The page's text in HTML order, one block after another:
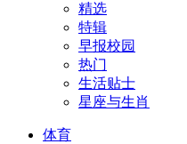
精选
特辑
早报校园
热门
生活贴士
星座与生肖
体育